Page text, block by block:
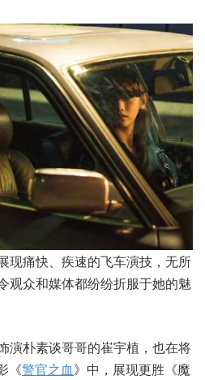
现痛快、疾速的飞车演技，无所
观众和媒体都纷纷折服于她的魅
演朴素谈哥哥的崔宇植，也在将
《警官之血》中，展现更胜《魔